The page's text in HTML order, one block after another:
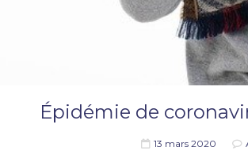
Épidémie de
13 mars 2020